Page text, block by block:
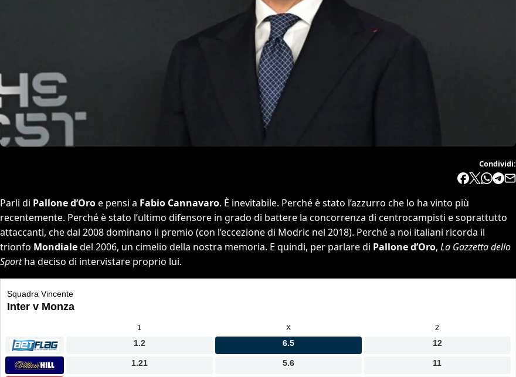
Condividi:
Parli di Pallone d’Oroe pensi a Fabio Cannavaro. È inevitabile. Perché è stato l’azzurro che lo ha vinto più
recentemente. Perché è stato l’ultimo difensore in grado di battere la concorrenza di centrocampisti e soprattutto
attaccanti, che dal 2008 dominano il premio (con l’eccezione di Modric nel 2018). Perché a noi italiani ricorda il
trionfo Mondialedel 2006, un cimelio della nostra memoria. E quindi, per parlare di Pallone d’Oro, La Gazzetta dello
Sportha deciso di intervistare proprio lui.